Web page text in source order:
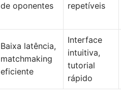
de oponentes
repetíveis
Baixa latência,
matchmaking
eficiente
Interface
intuitiva,
tutorial
rápido